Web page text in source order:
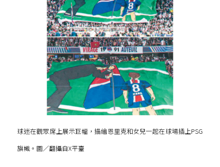
球迷在觀眾席上展示巨幅，描繪恩里克和女兒一起在球場插上PSG
旗幟。圖／翻攝自X平臺